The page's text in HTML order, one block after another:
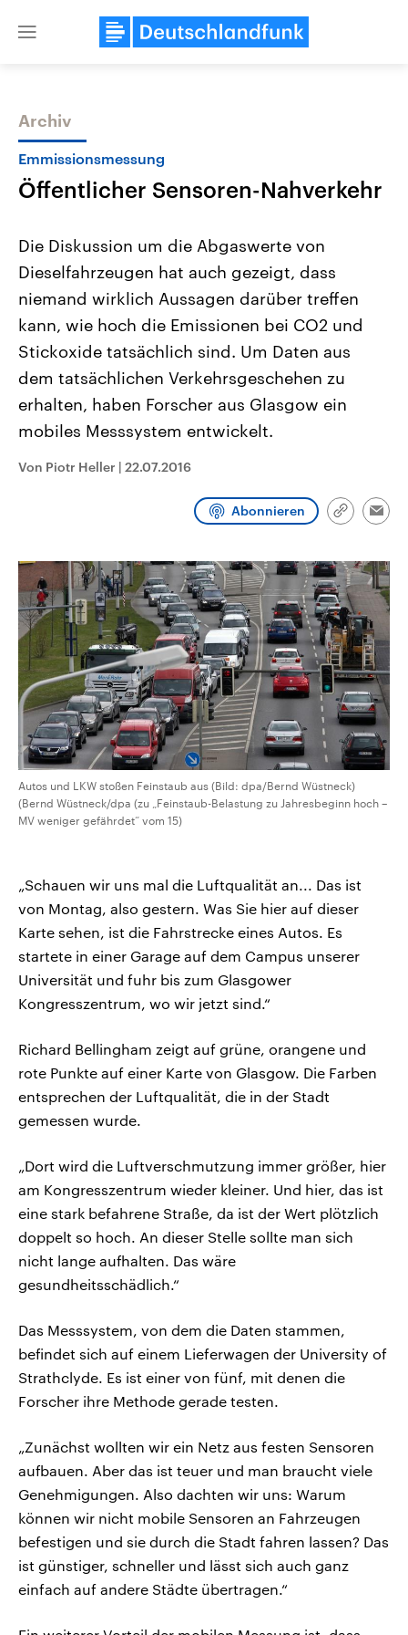
Close
Themen
USA
Aktuelle Beiträge, Analysen und
Hintergründe
Wirtschaftlich und militärisch
gehören die Vereinigten Staaten zu
mit großem Einfluss auf das
Nahostkonflikt
Aktuelle Lage und
Der Überfall der
Terrororganisation Hamas
Oktober 2023 auf Israel
Region wieder die Gewalt
Israel möchte die Hamas
Libanon vom Iran
Sendungen Programm
Archiv
Emmissionsmessung
Öffentlicher Sensoren-Nahverkehr
Die Diskussion um die Abgaswerte von
Dieselfahrzeugen hat auch gezeigt, dass
niemand wirklich Aussagen darüber treffen
kann, wie hoch die Emissionen bei CO2 und
Stickoxide tatsächlich sind. Um Daten aus
dem tatsächlichen Verkehrsgeschehen zu
erhalten, haben Forscher aus Glasgow ein
mobiles Messsystem entwickelt.
Von Piotr Heller | 22.07.2016
Abonnieren
Link
Autos und LKW stoßen Feinstaub aus (Bild: dpa/Bernd Wüstneck)
(Bernd Wüstneck/dpa (zu „Feinstaub-Belastung zu Jahresbeginn hoch –
MV weniger gefährdet“ vom 15)
„Schauen wir uns mal die Luftqualität an... Das ist
von Montag, also gestern. Was Sie hier auf dieser
Karte sehen, ist die Fahrstrecke eines Autos. Es
startete in einer Garage auf dem Campus unserer
Universität und fuhr bis zum Glasgower
Kongresszentrum, wo wir jetzt sind.“
Richard Bellingham zeigt auf grüne, orangene und
rote Punkte auf einer Karte von Glasgow. Die Farben
entsprechen der Luftqualität, die in der Stadt
gemessen wurde.
„Dort wird die Luftverschmutzung immer größer, hier
am Kongresszentrum wieder kleiner. Und hier, das ist
eine stark befahrene Straße, da ist der Wert plötzlich
doppelt so hoch. An dieser Stelle sollte man sich
nicht lange aufhalten. Das wäre
gesundheitsschädlich.“
Das Messsystem, von dem die Daten stammen,
befindet sich auf einem Lieferwagen der University of
Strathclyde. Es ist einer von fünf, mit denen die
Forscher ihre Methode gerade testen.
„Zunächst wollten wir ein Netz aus festen Sensoren
aufbauen. Aber das ist teuer und man braucht viele
Genehmigungen. Also dachten wir uns: Warum
können wir nicht mobile Sensoren an Fahrzeugen
befestigen und sie durch die Stadt fahren lassen? Das
ist günstiger, schneller und lässt sich auch ganz
einfach auf andere Städte übertragen.“